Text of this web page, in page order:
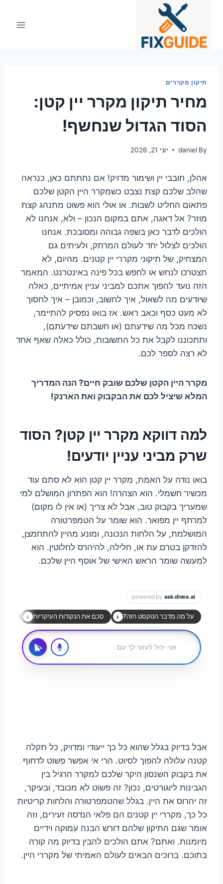
תיקון מקררים
מחיר תיקון מקרר יין קטן:
הסוד הגדול שנחשף!
By
daniel יוני 21, 2026
אהלן, חובבי יין ושימור מדויק! אם נחתתם כאן, כנראה
שהלב שלכם קצת נצבט כשמקרר היין הקטן שלכם
פתאום החליט לשבות. או אולי הוא פשוט מתנהג קצת
מוזר? אל דאגה, אתם במקום הנכון – ולא, אנחנו לא
הולכים לדבר כאן בשפה גבוהה ומסובכת. אנחנו
הולכים לצלול יחד לעולם המרתק, ולעיתים גם
המצחיק, של תיקוני מקררי יין קטנים. מהיום, לא
תצטרכו לנחש או לחפש בכל פינה באינטרנט. המאמר
הזה נועד להפוך אתכם למביני עניין אמיתיים, כאלה
שיודעים מה לשאול, איך לחשוב, וכמובן – איך לחסוך
לא מעט כסף וכאב ראש. אז בואו נפסיק להתיימר,
נשכח מכל מה שידעתם (או חשבתם שידעתם),
ותתכוננו לקבל את כל התשובות, כולל כאלה שאף אחד
לא רצה לספר לכם.
מקרר היין הקטן שלכם שובק חיים? הנה המדריך
המלא שיציל לכם את הבקבוק ואת הארנק!
למה דווקא מקרר יין קטן? הסוד
שרק מביני עניין יודעים!
בואו נודה על האמת, מקרר יין קטן הוא לא סתם עוד
מכשיר חשמלי. הוא הצהרה! הוא הפתרון המושלם למי
שמעריך בקבוק טוב, אבל לא צריך (או אין לו מקום)
למרתף יין מפואר. הוא שומר על הטמפרטורה
המושלמת, על הלחות הנכונה, ומונע מהיין להתחמצן,
להזדקן בטרם עת או, חלילה, להיהרס לחלוטין. הוא
למעשה שומר הראש האישי של אוסף היין שלכם.
אבל בדיוק בגלל שהוא כל כך ייעודי ומדויק, כל תקלה
קטנה עלולה להפוך לסיוט. הרי אי אפשר פשוט לדחוף
את בקבוק השנסון היקר שלכם למקרר הרגיל בין
הגבינות ליוגורטים, נכון? זה פשוט לא מכובד, ובעיקר,
זה יהרוס את היין. בגלל שהטמפרטורה והלחות קריטיות
כל כך, מקררי יין קטנים הם פלאי הנדסה זעירים, וזה
אומר שגם התיקון שלהם דורש הבנה עמוקה וידיים
מיומנות. ואתם? אתם הולכים להבין בדיוק מה קורה
בתוכם. ברוכים הבאים לעולם האמיתי של מקררי היין.